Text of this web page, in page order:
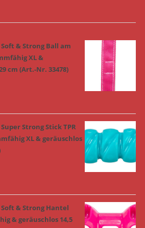
& Strong Ball am
XL &
cm (Art.-Nr. 33478)
Strong Stick TPR
XL & geräuschlos
& Strong Hantel
& geräuschlos 14,5